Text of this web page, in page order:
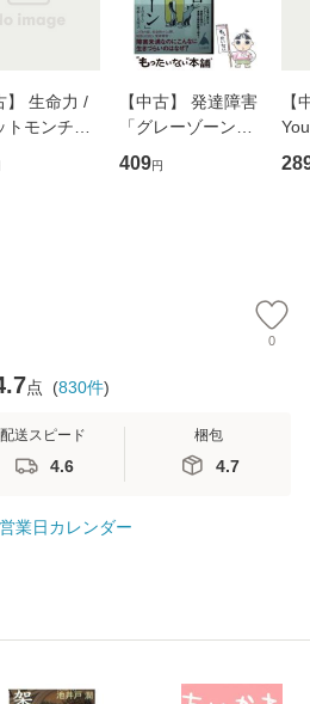
】 生命力 /
トモンチー /
ンレコード
メール便送
【中古】 発達障害
「グレーゾーン」
その正しい理解と
克服法 (SB新書 57
409円
【
のが
0
点 (830件)
配送スピード
4.6
梱包
4.7
営業日カレンダー